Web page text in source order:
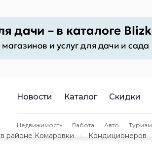
Новости Каталог Скидки
Недвижимость Работа Авто Туризм
в районе Комаровки Кондиционеров